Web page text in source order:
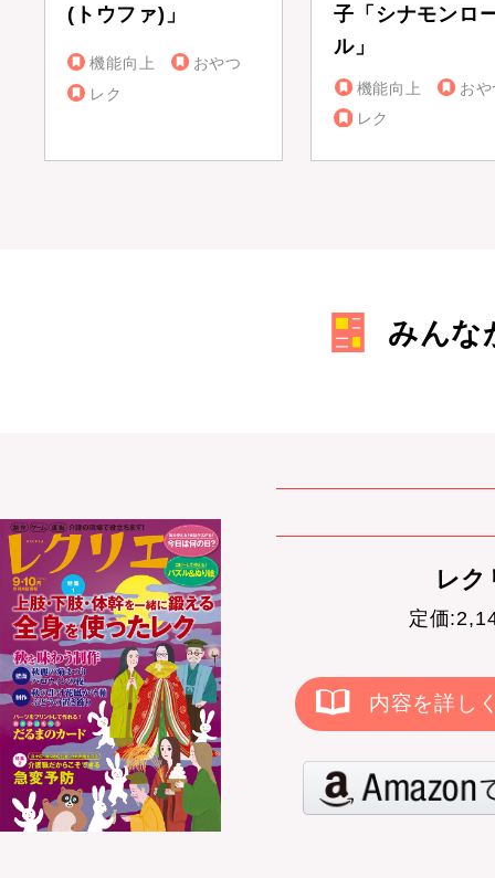
(トウファ)」
機能向上
おやつ
レク
子「シナモンロ
ル」
機能向上
お
レク
みんな
レ
定価
内容を詳し